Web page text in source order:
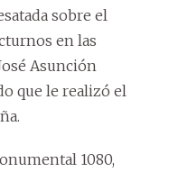
sobre el
en las
Asunción
que le realizó el
1080,